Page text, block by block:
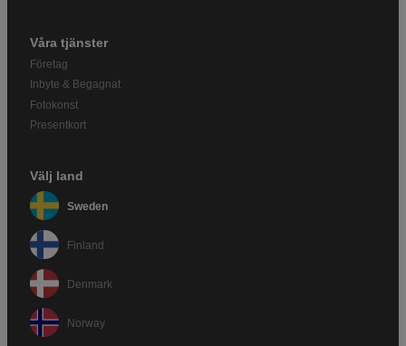
Våra tjänster
Företag
Inbyte & Begagnat
Fotokonst
Presentkort
Välj land
Sweden
Finland
Denmark
Norway